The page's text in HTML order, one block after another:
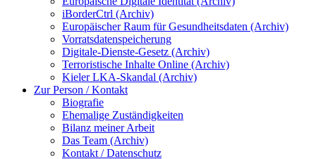
iBorderCtrl (Archiv)
Europäischer Raum für Gesundheitsdaten (Archiv)
Vorratsdatenspeicherung
Digitale-Dienste-Gesetz (Archiv)
Terroristische Inhalte Online (Archiv)
Kieler LKA-Skandal (Archiv)
Zur Person / Kontakt
Biografie
Ehemalige Zuständigkeiten
Bilanz meiner Arbeit
Das Team (Archiv)
Kontakt / Datenschutz